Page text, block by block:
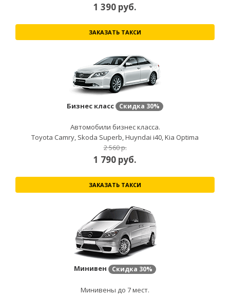
1 390 руб.
ЗАКАЗАТЬ ТАКСИ
Бизнес класс Скидка 30%
Автомобили бизнес класса.
Toyota Camry, Skoda Superb, Huyndai i40, Kia Optima
2 560 р.
1 790 руб.
ЗАКАЗАТЬ ТАКСИ
Минивен Скидка 30%
Минивены до 7 мест.